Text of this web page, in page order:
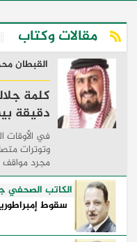
مقالات وكتاب
القبطان
كلمة
دقيقة
في الأوقات
وتوترات
مجرد
وكيفية
...
الكاتب
سقوط